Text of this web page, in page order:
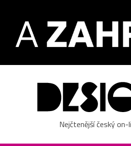
Nejčtenější český